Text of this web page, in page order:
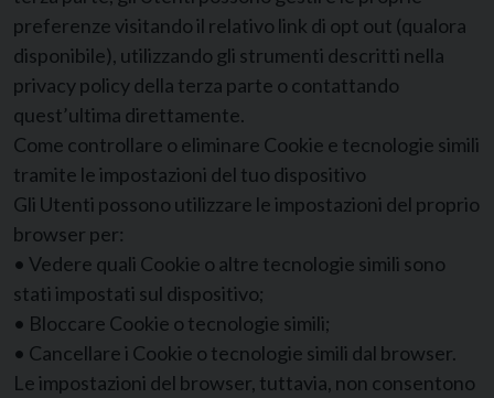
preferenze visitando il relativo link di opt out (qualora
disponibile), utilizzando gli strumenti descritti nella
privacy policy della terza parte o contattando
quest’ultima direttamente.
Come controllare o eliminare Cookie e tecnologie simili
tramite le impostazioni del tuo dispositivo
Gli Utenti possono utilizzare le impostazioni del proprio
browser per:
• Vedere quali Cookie o altre tecnologie simili sono
stati impostati sul dispositivo;
• Bloccare Cookie o tecnologie simili;
• Cancellare i Cookie o tecnologie simili dal browser.
Le impostazioni del browser, tuttavia, non consentono